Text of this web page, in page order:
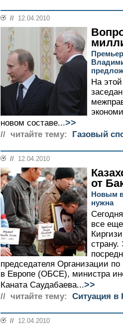
// 12.04.2010
На
новом составе...>>
// читайте тему: Газовый
// 12.04.2010
от
Новым
нужна
все
страну.
председателя Организации
в Европе (ОБСЕ), министра
Каната Саудабаева...>>
// читайте тему: Cитуация в
// 12.04.2010